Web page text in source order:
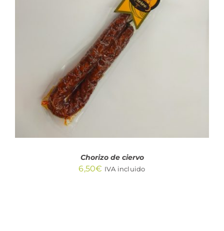
AÑADIR AL CARRITO
Chorizo de ciervo
6,50€ IVA incluido